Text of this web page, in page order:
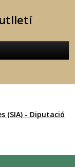
(SIA) - Diputació